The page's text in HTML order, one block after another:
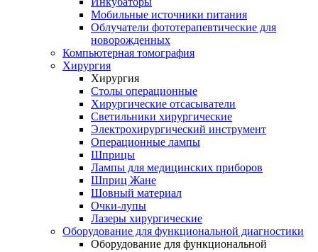
Мобильные источники питания
Облучатели фототерапевтические для
новорожденных
Компьютерная томография
Хирургия
Хирургия
Столы операционные
Хирургические отсасыватели
Светильники хирургические
Электрохирургический инструмент
Операционные лампы
Шприцы
Лампы для медицинских приборов
Шприц Жане
Шовный материал
Очки-лупы
Лазеры хирургические
Оборудование для функциональной диагностики
Оборудование для функциональной